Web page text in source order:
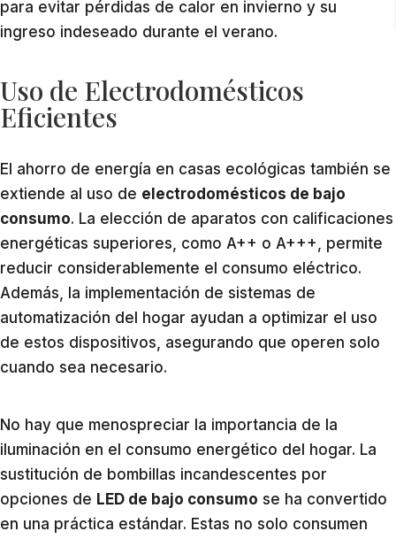
para evitar pérdidas de calor en invierno y su
ingreso indeseado durante el verano.
Uso de Electrodomésticos
Eficientes
El ahorro de energía en casas ecológicas también se
extiende al uso de electrodomésticos de bajo
consumo. La elección de aparatos con calificaciones
energéticas superiores, como A++ o A+++, permite
reducir considerablemente el consumo eléctrico.
Además, la implementación de sistemas de
automatización del hogar ayudan a optimizar el uso
de estos dispositivos, asegurando que operen solo
cuando sea necesario.
No hay que menospreciar la importancia de la
iluminación en el consumo energético del hogar. La
sustitución de bombillas incandescentes por
opciones de LED de bajo consumo se ha convertido
en una práctica estándar. Estas no solo consumen